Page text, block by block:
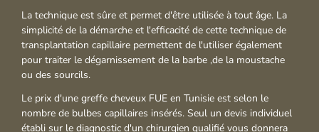
La technique est sûre et permet d'être utilisée à tout âge. La
simplicité de la démarche et l'efficacité de cette technique de
transplantation capillaire permettent de l'utiliser également
pour traiter le dégarnissement de la barbe ,de la moustache
ou des sourcils.
Le prix d'une greffe cheveux FUE en Tunisie est selon le
nombre de bulbes capillaires insérés. Seul un devis individuel
établi sur le diagnostic d'un chirurgien qualifié vous donnera